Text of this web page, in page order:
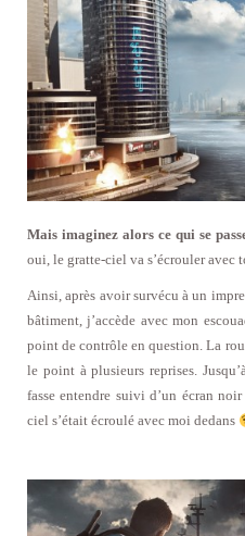
Mais imaginez alors ce qui se
oui, le gratte-ciel va s’écrouler avec
Ainsi, après avoir survécu à un
bâtiment, j’accède avec mon
point de contrôle en question. La
le point à plusieurs reprises.
fasse entendre suivi d’un écran
ciel s’était écroulé avec moi dedans